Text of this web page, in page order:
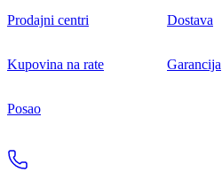
Prodajni centri
Kupovina na rate
Posao
Dostava
Garancija